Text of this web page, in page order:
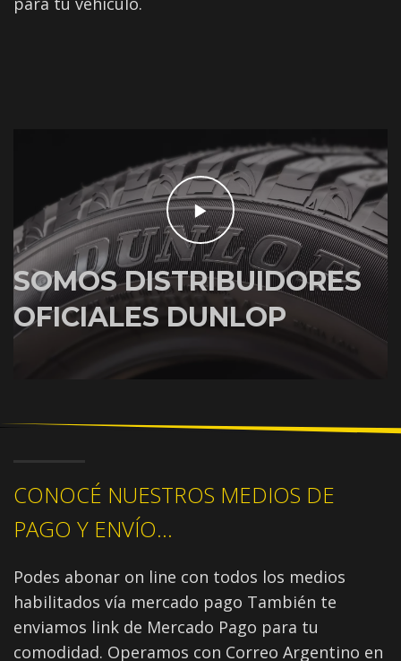
SOMOS DISTRIBUIDORES
OFICIALES DUNLOP
CONOCÉ NUESTROS MEDIOS DE
PAGO Y ENVÍO...
Podes abonar on line con todos los medios
habilitados vía mercado pago También te
enviamos link de Mercado Pago para tu
comodidad. Operamos con Correo Argentino en